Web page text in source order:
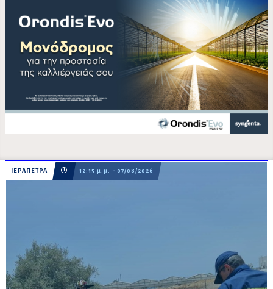
ΙΕΡΑΠΕΤΡΑ 12:15 μ.μ. - 07/08/2026